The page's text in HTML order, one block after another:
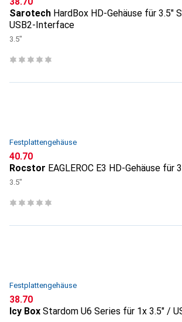
Sarotech HardBox HD-Gehäuse für 3.5"
USB2-Interface
3.5"
Festplattengehäuse
CHF
40.70
Rocstor EAGLEROC E3 HD-Gehäuse für
3.5"
Festplattengehäuse
CHF
38.70
Icy Box Stardom U6 Series für 1x 3.5" /